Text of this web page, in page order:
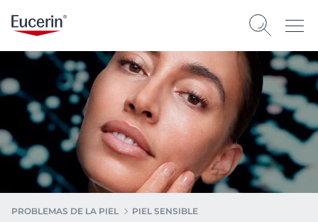
PROBLEMAS DE LA PIEL PIEL SENSIBLE